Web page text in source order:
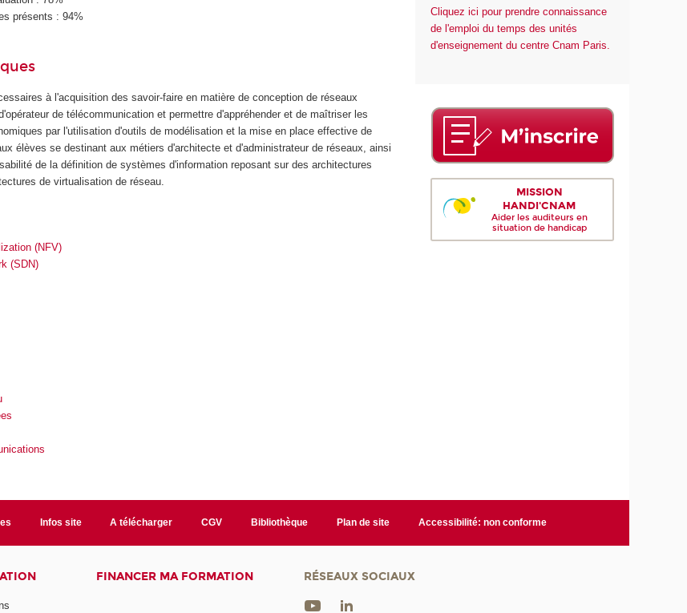
présents : 94%
à l'acquisition des savoir-faire en matière de conception de réseaux
de télécommunication et permettre d'appréhender et de maîtriser les
par l'utilisation d'outils de modélisation et la mise en place effective de
élèves se destinant aux métiers d'architecte et d'administrateur de réseaux, ainsi
de la définition de systèmes d'information reposant sur des architectures
de virtualisation de réseau.
(NFV)
(SDN)
Cliquez ici pour prendre connaissance
de l'emploi du temps des unités
d'enseignement du centre Cnam Paris.
MISSION
HANDI'CNAM
Aider les auditeurs en
situation de handicap
Infos site A télécharger CGV Bibliothèque Plan de site Accessibilité: non conforme
FINANCER MA FORMATION RÉSEAUX SOCIAUX